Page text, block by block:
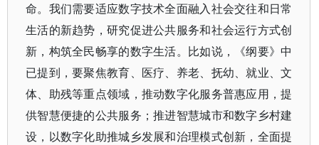
命。我们需要适应数字技术全面融入社会交往和日常
生活的新趋势，研究促进公共服务和社会运行方式创
新，构筑全民畅享的数字生活。比如说，《纲要》中
已提到，要聚焦教育、医疗、养老、抚幼、就业、文
体、助残等重点领域，推动数字化服务普惠应用，提
供智慧便捷的公共服务；推进智慧城市和数字乡村建
设，以数字化助推城乡发展和治理模式创新，全面提